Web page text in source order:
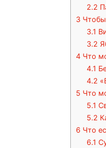
2.2
3
3.1
3.2
4 Что
4.1
4.2
5 Что
5.1
5.2
6 Что
6.1